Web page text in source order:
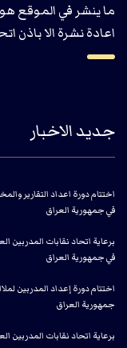
ما ينشر في الموقع هو
اعادة نشرة الا باذن
جديد الاخبار
اختتام دورة اعداد التقارير
في جمهورية العراق
برعاية اتحاد نقابات المدربين
في جمهورية العراق
اختتام دورة إعداد المدربين
جمهورية العراق
برعاية اتحاد نقابات المدربين